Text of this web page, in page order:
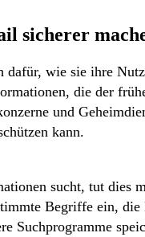
sicherer
dafür, wie sie ihre
die der
und
kann.
sucht, tut dies
Begriffe ein,
Suchprogramme